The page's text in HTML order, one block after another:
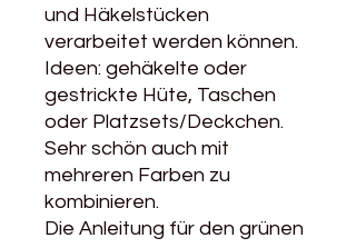
und Häkelstücken
verarbeitet werden können.
Ideen: gehäkelte oder
gestrickte Hüte, Taschen
oder Platzsets/Deckchen.
Sehr schön auch mit
mehreren Farben zu
kombinieren.
Die Anleitung für den grünen